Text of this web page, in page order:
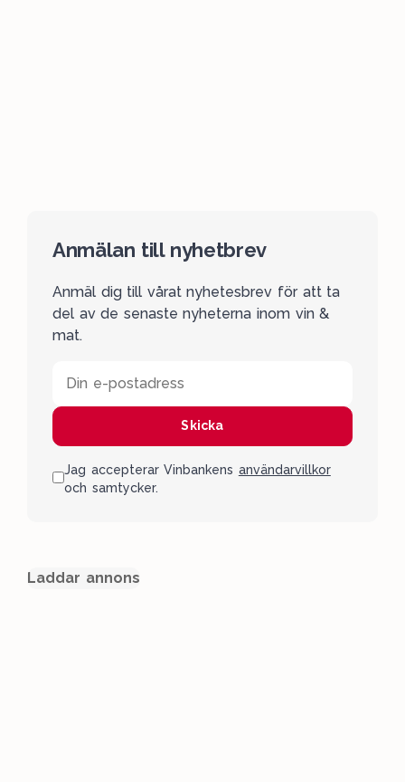
Anmälan till nyhetbrev
Anmäl dig till vårat nyhetesbrev för att ta
del av de senaste nyheterna inom vin &
mat.
Din e-postadress
Skicka
Jag accepterar Vinbankens användarvillkor
och samtycker.
Laddar annons